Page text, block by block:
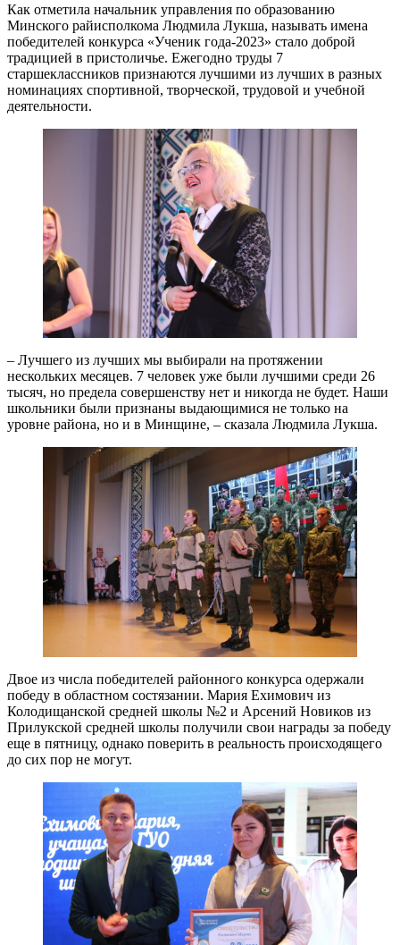
Как отметила начальник управления по образованию
Минского райисполкома Людмила Лукша, называть имена
победителей конкурса «Ученик года-2023» стало доброй
традицией в пристоличье. Ежегодно труды 7
старшеклассников признаются лучшими из лучших в разных
номинациях спортивной, творческой, трудовой и учебной
деятельности.
– Лучшего из лучших мы выбирали на протяжении
нескольких месяцев. 7 человек уже были лучшими среди 26
тысяч, но предела совершенству нет и никогда не будет. Наши
школьники были признаны выдающимися не только на
уровне района, но и в Минщине, – сказала Людмила Лукша.
Двое из числа победителей районного конкурса одержали
победу в областном состязании. Мария Ехимович из
Колодищанской средней школы №2 и Арсений Новиков из
Прилукской средней школы получили свои награды за победу
еще в пятницу, однако поверить в реальность происходящего
до сих пор не могут.